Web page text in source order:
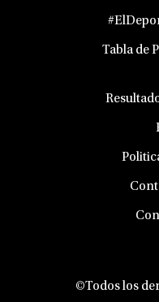
Tabla de
©Todos los